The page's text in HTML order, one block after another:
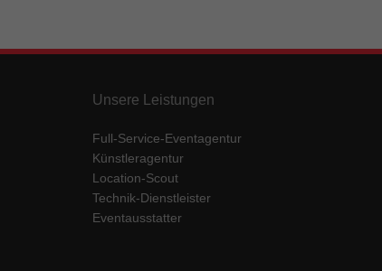
Unsere Leistungen
Full-Service-Eventagentur
Künstleragentur
Location-Scout
Technik-Dienstleister
Eventausstatter